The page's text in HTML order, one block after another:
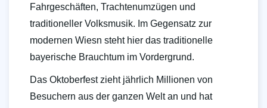
Fahrgeschäften, Trachtenumzügen und
traditioneller Volksmusik. Im Gegensatz zur
modernen Wiesn steht hier das traditionelle
bayerische Brauchtum im Vordergrund.
Das Oktoberfest zieht jährlich Millionen von
Besuchern aus der ganzen Welt an und hat